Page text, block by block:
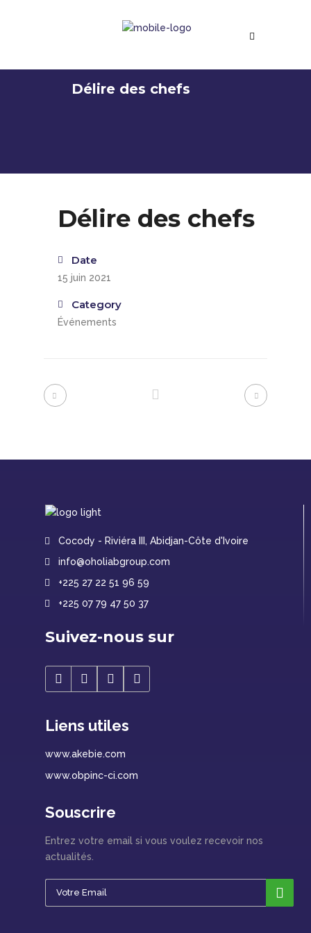
Délire des chefs
Délire des chefs
Date
15 juin 2021
Category
Événements
Cocody - Riviéra III, Abidjan-Côte d'Ivoire
info@oholiabgroup.com
+225 27 22 51 96 59
+225 07 79 47 50 37
Suivez-nous sur
Liens utiles
www.akebie.com
www.obpinc-ci.com
Souscrire
Entrez votre email si vous voulez recevoir nos
actualités.